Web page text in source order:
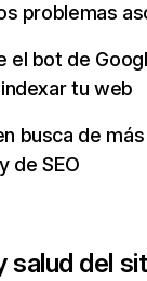
problemas
el bot de
tu web
busca de
de SEO
salud del